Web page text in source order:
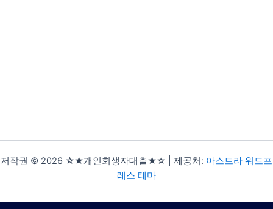
저작권 © 2026 ☆★개인회생자대출★☆ | 제공처: 아스트라 워드프
레스 테마